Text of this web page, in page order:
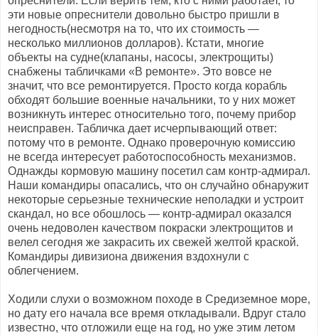
эти новые опреснители довольно быстро пришли в
негодность(несмотря на то, что их стоимость —
несколько миллионов долларов). Кстати, многие
объекты на судне(клапаны, насосы, электрощиты)
снабжены табличками «В ремонте». Это вовсе не
значит, что все ремонтируется. Просто когда корабль
обходят большие военные начальники, то у них может
возникнуть интерес относительно того, почему прибор
неисправен. Табличка дает исчерпывающий ответ:
потому что в ремонте. Однако проверочную комиссию
не всегда интересует работоспособность механизмов.
Однажды кормовую машину посетил сам контр-адмирал.
Наши командиры опасались, что он случайно обнаружит
некоторые серьезные технические неполадки и устроит
скандал, но все обошлось — контр-адмирал оказался
очень недоволен качеством покраски электрощитов и
велел сегодня же закрасить их свежей желтой краской.
Командиры дивизиона движения вздохнули с
облегчением.
Ходили слухи о возможном походе в Средиземное море,
но дату его начала все время откладывали. Вдруг стало
известно, что отложили еще на год, но уже этим летом